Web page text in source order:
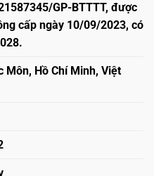
GP-BTTTT, được
cấp ngày 10/09/2023, có
Môn, Hồ Chí Minh, Việt